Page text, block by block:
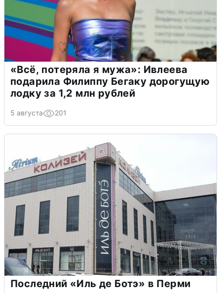
«Всё, потеряла я мужа»: Ивлеева
подарила Филиппу Бегаку дорогущую
лодку за 1,2 млн рублей
5 августа 201
Последний «Иль де Ботэ» в Перми